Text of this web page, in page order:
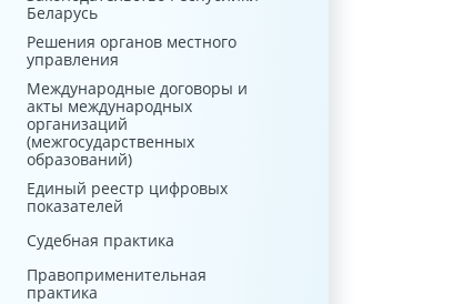
Беларусь
Решения органов местного
управления
Международные договоры и
акты международных
организаций
(межгосударственных
образований)
Единый реестр цифровых
показателей
Судебная практика
Правоприменительная
практика